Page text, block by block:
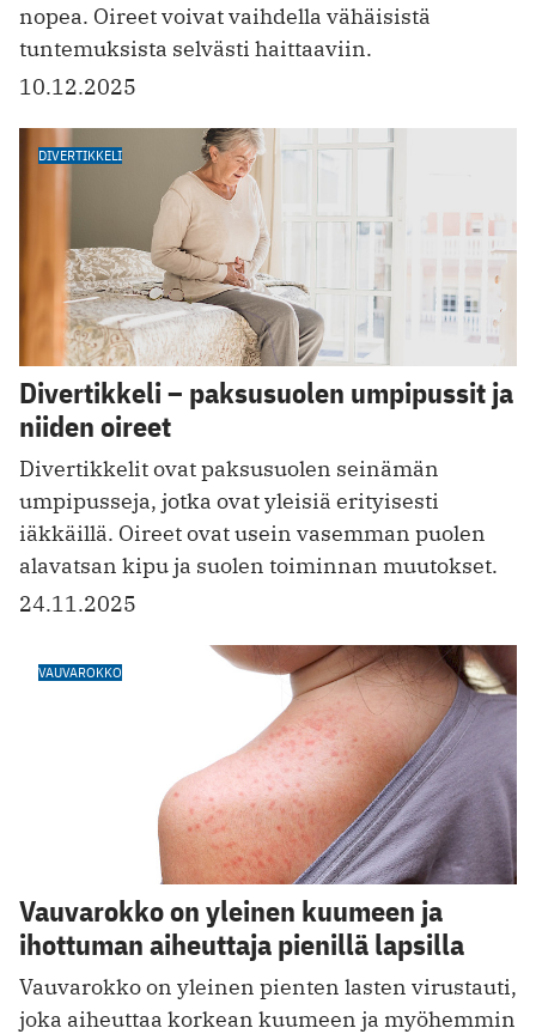
nopea. Oireet voivat vaihdella vähäisistä
tuntemuksista selvästi haittaaviin.
10.12.2025
DIVERTIKKELI
Divertikkeli – paksusuolen umpipussit ja
niiden oireet
Divertikkelit ovat paksusuolen seinämän
umpipusseja, jotka ovat yleisiä erityisesti
iäkkäillä. Oireet ovat usein vasemman puolen
alavatsan kipu ja suolen toiminnan muutokset.
24.11.2025
VAUVAROKKO
Vauvarokko on yleinen kuumeen ja
ihottuman aiheuttaja pienillä lapsilla
Vauvarokko on yleinen pienten lasten virustauti,
joka aiheuttaa korkean kuumeen ja myöhemmin